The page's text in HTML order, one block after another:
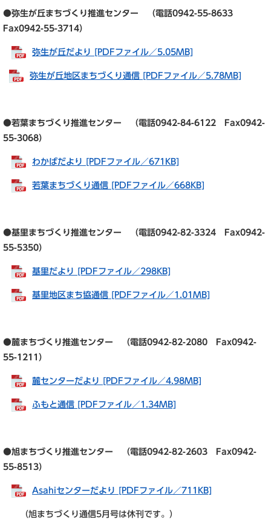
●弥生が丘まちづくり推進センター （電話0942-55-8633
Fax0942-55-3714）
弥生が丘だより [PDFファイル／5.05MB]
弥生が丘地区まちづくり通信 [PDFファイル／5.78MB]
●若葉まちづくり推進センター （電話0942-84-6122 Fax0942-
55-3068）
わかばだより [PDFファイル／671KB]
若葉まちづくり通信 [PDFファイル／668KB]
●基里まちづくり推進センター （電話0942-82-3324 Fax0942-
55-5350）
基里だより [PDFファイル／298KB]
基里地区まち協通信 [PDFファイル／1.01MB]
●麓まちづくり推進センター （電話0942-82-2080 Fax0942-
55-1211）
麓センターだより [PDFファイル／4.98MB]
ふもと通信 [PDFファイル／1.34MB]
●旭まちづくり推進センター （電話0942-82-2603 Fax0942-
55-8513）
Asahiセンターだより [PDFファイル／711KB]
（旭まちづくり通信5月号は休刊です。）